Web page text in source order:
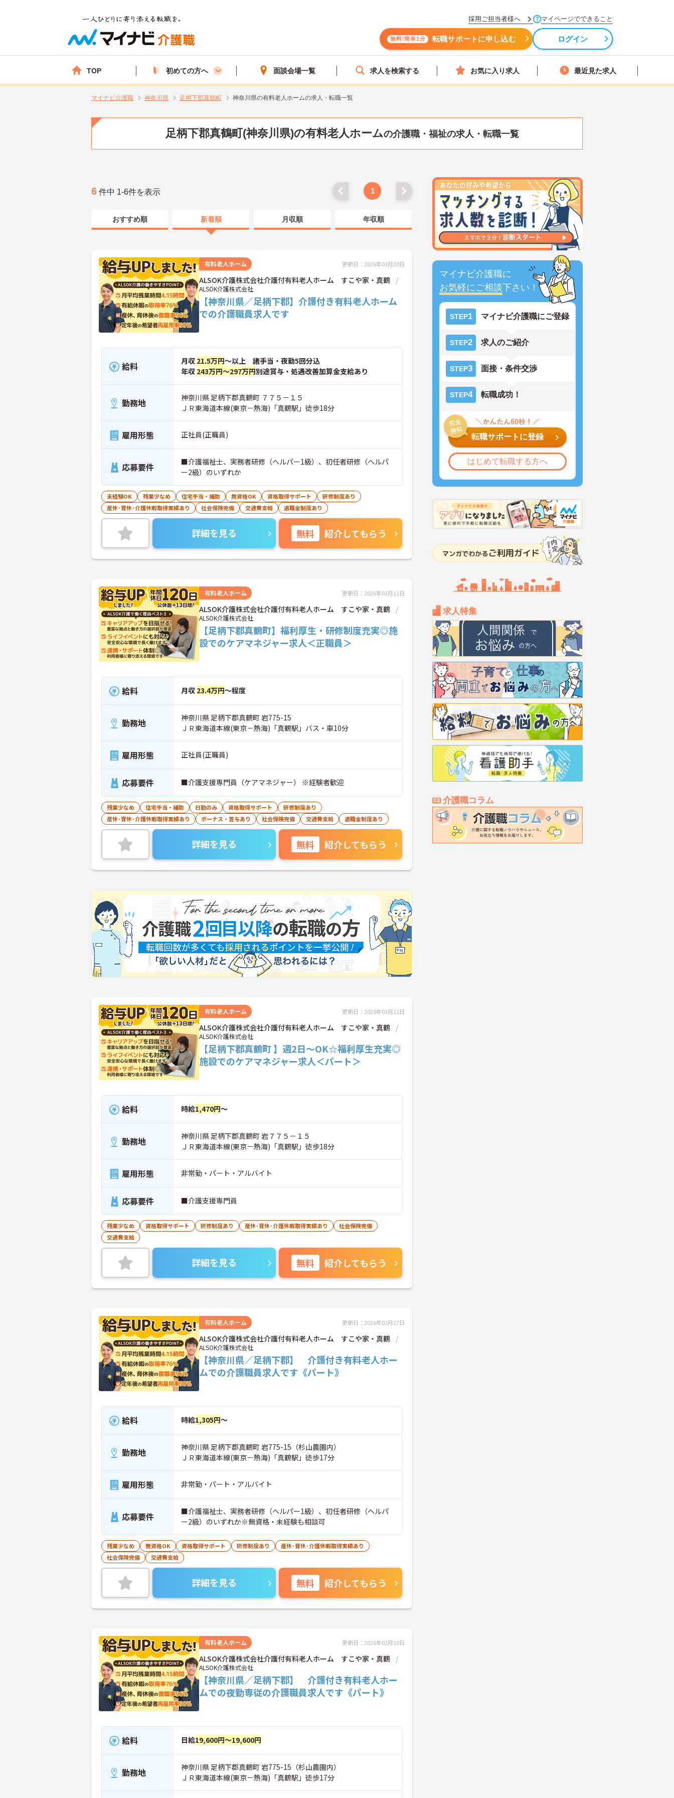
採用ご担当者様へ マイページでできること
無料!簡単1分 転職サポートに申し込む ログイン
TOP 初めての方へ 面談会場一覧 求人を検索する お気に入り求人 最近見た求人
マイナビ介護職 神奈川県 足柄下郡真鶴町 神奈川県の有料老人ホームの求人・転職一覧
足柄下郡真鶴町(神奈川県)の有料老人ホームの介護職・福祉の求人・転職一覧
マイナビ介護職に
お気軽にご相談下さい！
STEP1 マイナビ介護職にご登録
STEP2 求人のご紹介
STEP3 面接・条件交渉
STEP4 転職成功！
転職サポートに登録
はじめて転職する方へ
求人特集
介護職コラム
6 件中 1-6件を表示 1
おすすめ順 新着順 月収順 年収順
有料老人ホーム 更新日：2026年03月30日
ALSOK介護株式会社介護付有料老人ホーム すこや家・真鶴
ALSOK介護株式会社
【神奈川県／足柄下郡】介護付き有料老人ホーム
での介護職員求人です
給料 月収 21.5万円～以上 諸手当・夜勤5回分込
年収 243万円～297万円別途賞与・処遇改善加算金支給あり
勤務地
神奈川県 足柄下郡真鶴町 ７７５－１５
ＪＲ東海道本線(東京－熱海)「真鶴駅」徒歩18分
雇用形態 正社員(正職員)
応募要件
■介護福祉士、実務者研修（ヘルパー1級）、初任者研修（ヘルパ
ー2級）のいずれか
未経験OK 残業少なめ 住宅手当・補助 無資格OK 資格取得サポート
研修制度あり
産休･育休･介護休暇取得実績あり
社会保険完備 交通費支給 退職金制度あり
詳細を見る 無料 紹介してもらう
有料老人ホーム 更新日：2026年03月11日
ALSOK介護株式会社介護付有料老人ホーム すこや家・真鶴
ALSOK介護株式会社
【足柄下郡真鶴町】福利厚生・研修制度充実◎施
設でのケアマネジャー求人＜正職員＞
給料 月収 23.4万円～程度
勤務地
神奈川県 足柄下郡真鶴町 岩775-15
ＪＲ東海道本線(東京－熱海)「真鶴駅」バス・車10分
雇用形態 正社員(正職員)
応募要件 ■介護支援専門員（ケアマネジャー） ※経験者歓迎
残業少なめ 住宅手当・補助 日勤のみ 資格取得サポート
研修制度あり
産休･育休･介護休暇取得実績あり
ボーナス・賞与あり 社会保険完備 交通費支給 退職金制度あり
詳細を見る 無料 紹介してもらう
有料老人ホーム 更新日：2026年03月11日
ALSOK介護株式会社介護付有料老人ホーム すこや家・真鶴
ALSOK介護株式会社
【足柄下郡真鶴町 】週2日～OK☆福利厚生充実◎
施設でのケアマネジャー求人＜パート＞
給料 時給1,470円～
勤務地
神奈川県 足柄下郡真鶴町 岩７７５－１５
ＪＲ東海道本線(東京－熱海)「真鶴駅」徒歩18分
雇用形態 非常勤・パート・アルバイト
応募要件 ■介護支援専門員
残業少なめ 資格取得サポート 研修制度あり 産休･育休･介護休暇取得実績あり
社会保険完備
交通費支給
詳細を見る 無料 紹介してもらう
有料老人ホーム 更新日：2026年02月17日
ALSOK介護株式会社介護付有料老人ホーム すこや家・真鶴
ALSOK介護株式会社
【神奈川県／足柄下郡】 介護付き有料老人ホー
ムでの介護職員求人です《パート》
給料 時給1,305円～
勤務地
神奈川県 足柄下郡真鶴町 岩775-15（杉山農園内）
ＪＲ東海道本線(東京－熱海)「真鶴駅」徒歩17分
雇用形態 非常勤・パート・アルバイト
応募要件
■介護福祉士、実務者研修（ヘルパー1級）、初任者研修（ヘルパ
ー2級）のいずれか※無資格・未経験も相談可
残業少なめ 無資格OK 資格取得サポート 研修制度あり
産休･育休･介護休暇取得実績あり
社会保険完備
交通費支給
詳細を見る 無料 紹介してもらう
有料老人ホーム 更新日：2026年02月10日
ALSOK介護株式会社介護付有料老人ホーム すこや家・真鶴
ALSOK介護株式会社
【神奈川県／足柄下郡】 介護付き有料老人ホー
ムでの夜勤専従の介護職員求人です《パート》
給料 日給19,600円～19,600円
勤務地
神奈川県 足柄下郡真鶴町 岩775-15（杉山農園内）
ＪＲ東海道本線(東京－熱海)「真鶴駅」徒歩17分